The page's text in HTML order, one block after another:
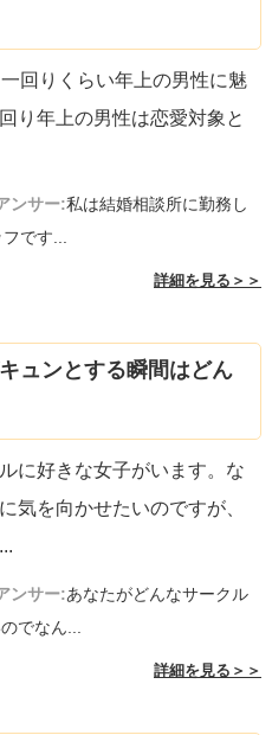
回りくらい年上の男性に魅
り年上の男性は恋愛対象と
ンサー:私は結婚相談所に勤務し
です...
詳細を見る＞＞
ュンとする瞬間はどん
に好きな女子がいます。な
気を向かせたいのですが、
...
ンサー:あなたがどんなサークル
でなん...
詳細を見る＞＞